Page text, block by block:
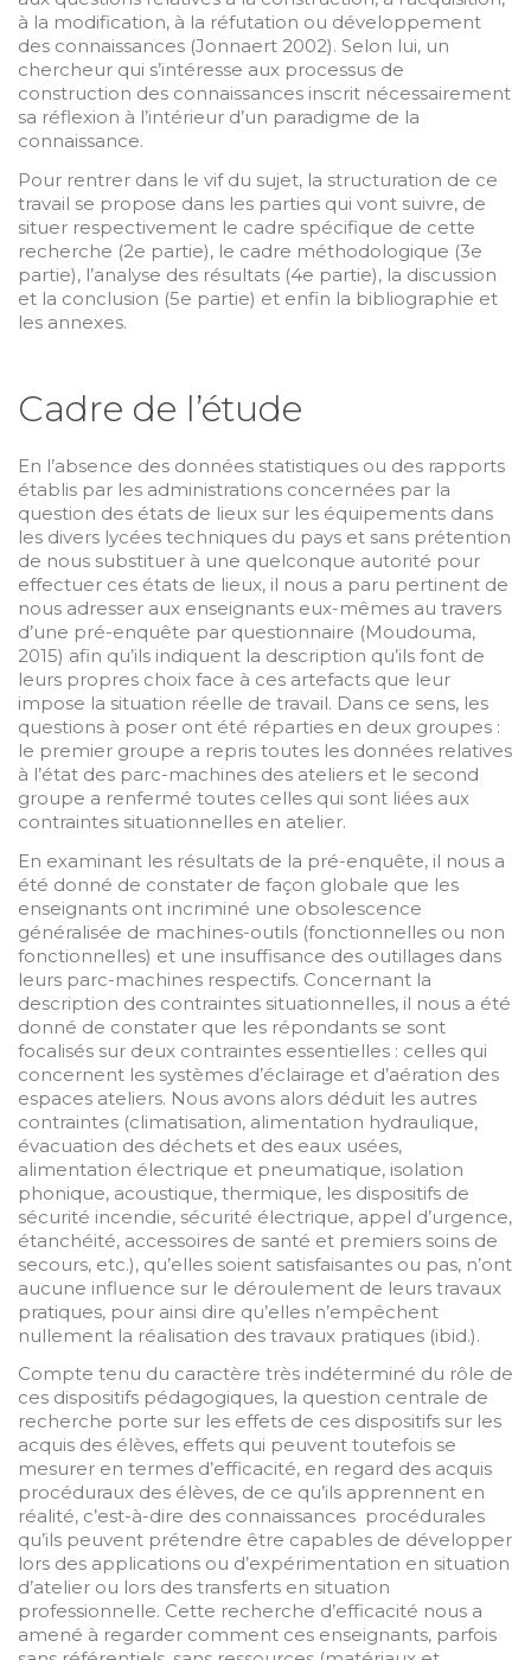
à la modification, à la réfutation ou développement
des connaissances (Jonnaert 2002). Selon lui, un
chercheur qui s’intéresse aux processus de
construction des connaissances inscrit nécessairement
sa réflexion à l’intérieur d’un paradigme de la
connaissance.
Pour rentrer dans le vif du sujet, la structuration de ce
travail se propose dans les parties qui vont suivre, de
situer respectivement le cadre spécifique de cette
recherche (2e partie), le cadre méthodologique (3e
partie), l’analyse des résultats (4e partie), la discussion
et la conclusion (5e partie) et enfin la bibliographie et
les annexes.
Cadre de l’étude
En l’absence des données statistiques ou des rapports
établis par les administrations concernées par la
question des états de lieux sur les équipements dans
les divers lycées techniques du pays et sans prétention
de nous substituer à une quelconque autorité pour
effectuer ces états de lieux, il nous a paru pertinent de
nous adresser aux enseignants eux-mêmes au travers
d’une pré-enquête par questionnaire (Moudouma,
2015) afin qu’ils indiquent la description qu’ils font de
leurs propres choix face à ces artefacts que leur
impose la situation réelle de travail. Dans ce sens, les
questions à poser ont été réparties en deux groupes :
le premier groupe a repris toutes les données relatives
à l’état des parc-machines des ateliers et le second
groupe a renfermé toutes celles qui sont liées aux
contraintes situationnelles en atelier.
En examinant les résultats de la pré-enquête, il nous a
été donné de constater de façon globale que les
enseignants ont incriminé une obsolescence
généralisée de machines-outils (fonctionnelles ou non
fonctionnelles) et une insuffisance des outillages dans
leurs parc-machines respectifs. Concernant la
description des contraintes situationnelles, il nous a été
donné de constater que les répondants se sont
focalisés sur deux contraintes essentielles : celles qui
concernent les systèmes d’éclairage et d’aération des
espaces ateliers. Nous avons alors déduit les autres
contraintes (climatisation, alimentation hydraulique,
évacuation des déchets et des eaux usées,
alimentation électrique et pneumatique, isolation
phonique, acoustique, thermique, les dispositifs de
sécurité incendie, sécurité électrique, appel d’urgence,
étanchéité, accessoires de santé et premiers soins de
secours, etc.), qu’elles soient satisfaisantes ou pas, n’ont
aucune influence sur le déroulement de leurs travaux
pratiques, pour ainsi dire qu’elles n’empêchent
nullement la réalisation des travaux pratiques (ibid.).
Compte tenu du caractère très indéterminé du rôle de
ces dispositifs pédagogiques, la question centrale de
recherche porte sur les effets de ces dispositifs sur les
acquis des élèves, effets qui peuvent toutefois se
mesurer en termes d’efficacité, en regard des acquis
procéduraux des élèves, de ce qu’ils apprennent en
réalité, c’est-à-dire des connaissances procédurales
qu’ils peuvent prétendre être capables de développer
lors des applications ou d’expérimentation en situation
d’atelier ou lors des transferts en situation
professionnelle. Cette recherche d’efficacité nous a
amené à regarder comment ces enseignants, parfois